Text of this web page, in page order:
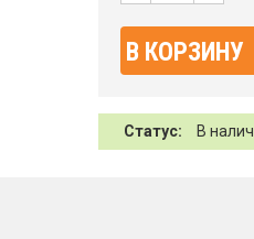
В КОРЗИНУ
Статус: В